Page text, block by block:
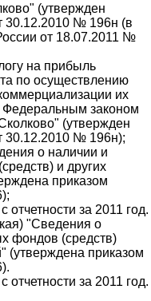
(утвержден
30.12.2010 № 196н (в
от 18.07.2011 №
на прибыль
по осуществлению
их
Федеральным законом
(утвержден
30.12.2010 № 196н);
о наличии и
и других
приказом
за 2011 год.
"Сведения о
фондов (средств)
(утверждена приказом
за 2011 год.